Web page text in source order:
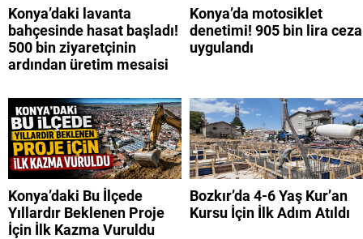
Konya’daki lavanta
bahçesinde hasat başladı!
500 bin ziyaretçinin
ardından üretim mesaisi
Konya’da motosiklet
denetimi! 905 bin lira ceza
uygulandı
Konya’daki Bu İlçede
Yıllardır Beklenen Proje
İçin İlk Kazma Vuruldu
Bozkır’da 4-6 Yaş Kur’an
Kursu İçin İlk Adım Atıldı